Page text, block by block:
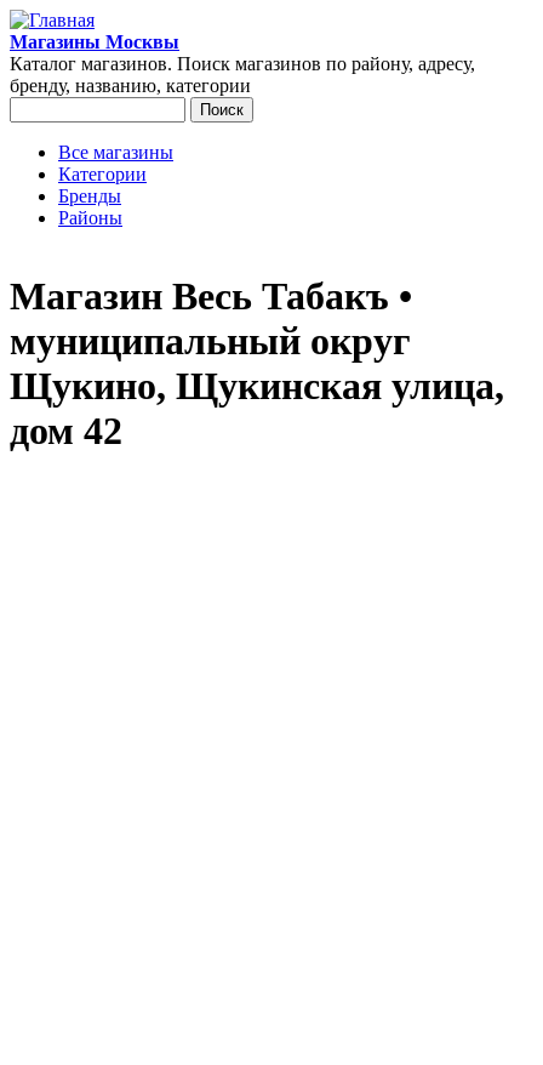
Перейти к основному содержанию
Магазины Москвы
Каталог магазинов. Поиск магазинов по району, адресу,
бренду, названию, категории
Главное меню
Все магазины
Категории
Бренды
Районы
Магазин Весь Табакъ •
муниципальный округ
Щукино, Щукинская улица,
дом 42